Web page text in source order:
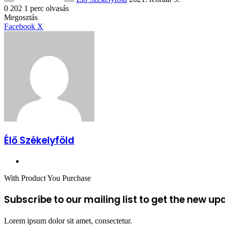
0 202 1 perc olvasás
Facebook
X
Reddit
WhatsApp
Megosztás
email-
Nyomtatás
Megosztás
Facebook X
Élő Székelyföld
With Product You Purchase
Subscribe to our mailing list to get the new
Lorem ipsum dolor sit amet, consectetur.